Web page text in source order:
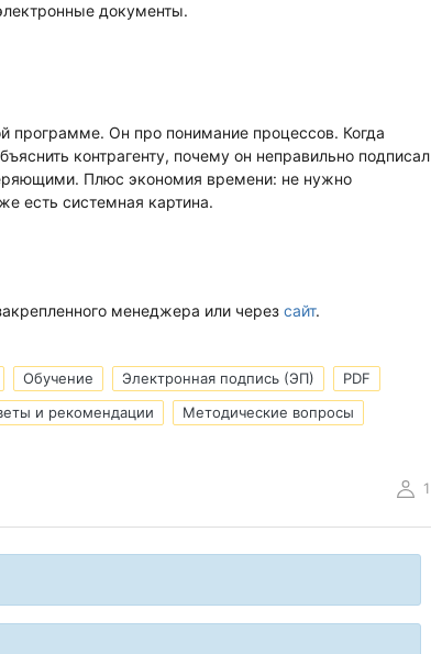
документы.
программе. Он про понимание процессов. Когда
контрагенту, почему он неправильно подписал
Плюс экономия времени: не нужно
есть системная картина.
менеджера или через сайт.
Обучение Электронная подпись (ЭП)
PDF
и рекомендации
Методические вопросы
1